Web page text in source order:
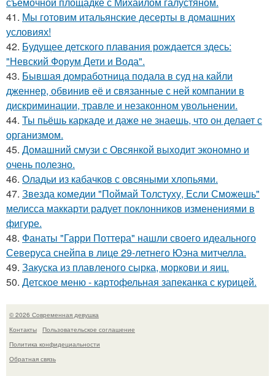
41. Мы готовим итальянские десерты в домашних
условиях!
42. Будущее детского плавания рождается здесь:
"Невский Форум Дети и Вода".
43. Бывшая домработница подала в суд на кайли
дженнер, обвинив её и связанные с ней компании в
дискриминации, травле и незаконном увольнении.
44. Ты пьёшь каркаде и даже не знаешь, что он делает с
организмом.
45. Домашний смузи с Овсянкой выходит экономно и
очень полезно.
46. Оладьи из кабачков с овсяными хлопьями.
47. Звезда комедии "Поймай Толстуху, Если Сможешь"
мелисса маккарти радует поклонников изменениями в
фигуре.
48. Фанаты "Гарри Поттера" нашли своего идеального
Северуса снейпа в лице 29-летнего Юэна митчелла.
49. Закуска из плавленого сырка, моркови и яиц.
50. Детское меню - картофельная запеканка с курицей.
© 2026 Современная девушка
Контакты
Пользовательское соглашение
Политика конфидециальности
Обратная связь